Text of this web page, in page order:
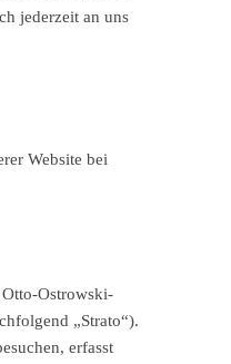
jederzeit an uns
Website bei
Ostrowski-
„Strato“).
erfasst